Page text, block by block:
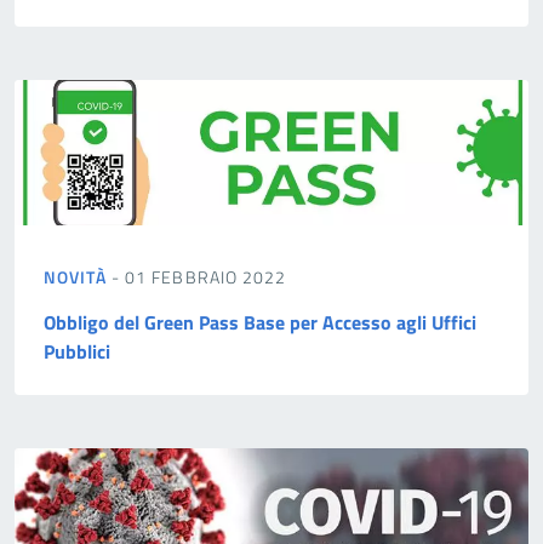
NOVITÀ - 01 FEBBRAIO 2022
Obbligo del Green Pass Base per Accesso agli Uffici
Pubblici